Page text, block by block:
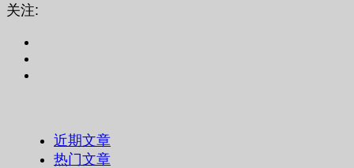
关注:
近期文章
热门文章